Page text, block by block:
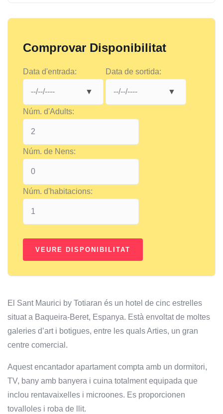
Comprovar Disponibilitat
Data d'entrada: Data de sortida:
Núm. d'Adults:
Núm. de Nens:
Núm. d'habitacions:
El Sant Maurici by Totiaran és un hotel de cinc estrelles
situat a Baqueira-Beret, Espanya. Està envoltat de moltes
galeries d’art i botigues, entre les quals Arties, un gran
centre comercial.
Aquest encantador apartament compta amb un dormitori,
TV, bany amb banyera i cuina totalment equipada que
inclou rentavaixelles i microones. Es proporcionen
tovalloles i roba de llit.